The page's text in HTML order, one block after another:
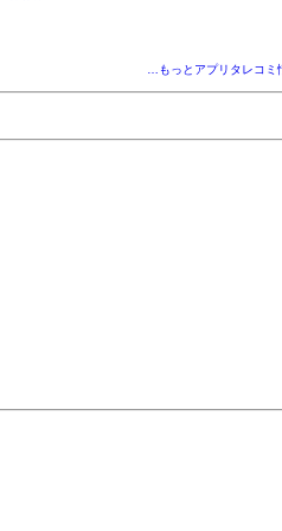
…もっとアプリタレコミ